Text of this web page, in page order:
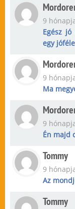
9
Egész
egy
9
Ma
9
Én majd
Tommy
9
Az
Tommy